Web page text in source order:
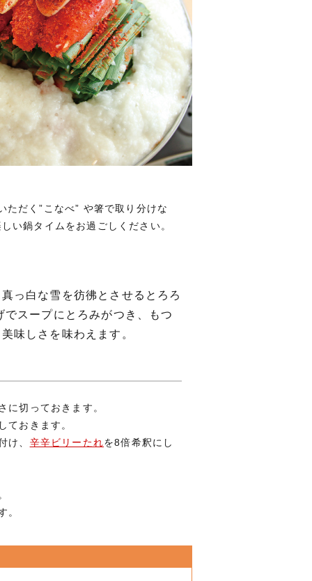
だく”こなべ” や箸で取り分けな
い鍋タイムをお過ごしください。
っ白な雪を彷彿とさせるとろろ
スープにとろみがつき、もつ
味しさを味わえます。
切っておきます。
おきます。
け、 辛辛ビリーたれを8倍希釈にし
。